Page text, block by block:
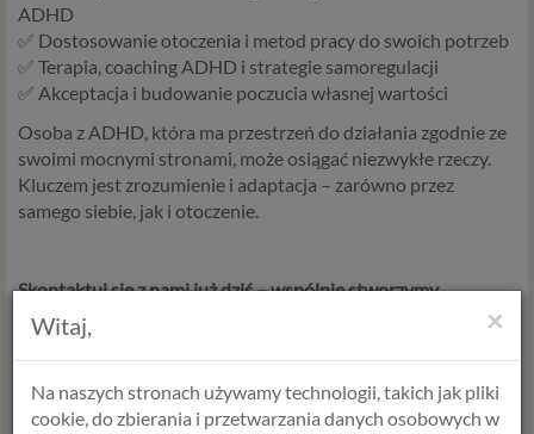
ADHD
✅ Dostosowanie otoczenia i metod pracy do swoich potrzeb
✅ Terapia, coaching ADHD i strategie samoregulacji
✅ Akceptacja i budowanie poczucia własnej wartości
Osoba z ADHD, która ma przestrzeń do działania zgodnie ze
swoimi mocnymi stronami, może osiągać niezwykłe rzeczy.
Kluczem jest zrozumienie i adaptacja – zarówno przez
samego siebie, jak i otoczenie.
Skontaktuj się z nami już dziś – wspólnie stworzymy
przestrzeń, w której każdy może czuć się bezpiecznie.
👉 Diagnoza ADHD podstawowalub diagnozarozszerzona
o test osobowości MMPI >
👉 Konsultacja wstępna >
×
Witaj,
Na naszych stronach używamy technologii, takich jak pliki
cookie, do zbierania i przetwarzania danych osobowych w